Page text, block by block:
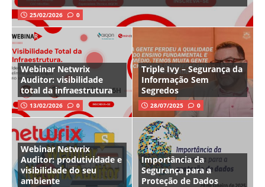
25/02/2026 0
Webinar Netwrix
Auditor: visibilidade
total da infraestrutura
13/02/2026 0
Triple Ivy – Segurança da
Informação Sem
Segredos
28/07/2025 0
Webinar Netwrix
Auditor: produtividade e
visibilidade do seu
ambiente
Importância da
Segurança para a
Proteção de Dados